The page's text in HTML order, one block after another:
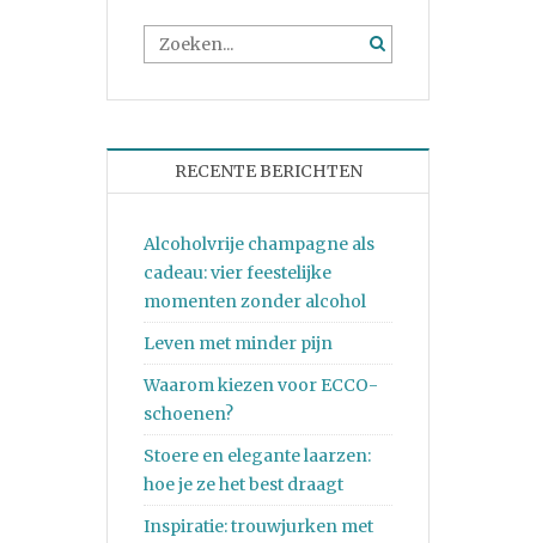
RECENTE BERICHTEN
Alcoholvrije champagne als
cadeau: vier feestelijke
momenten zonder alcohol
Leven met minder pijn
Waarom kiezen voor ECCO-
schoenen?
Stoere en elegante laarzen:
hoe je ze het best draagt
Inspiratie: trouwjurken met